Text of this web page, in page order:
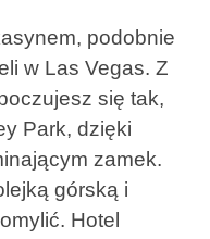
podobnie
w Las Vegas. Z
się tak,
Park, dzięki
zamek.
górską i
Hotel